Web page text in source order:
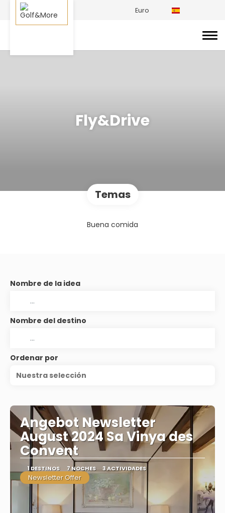
Euro
Fly&Drive
Temas
Buena comida
Nombre de la idea
Nombre del destino
Ordenar por
Nuestra selección
Angebot Newsletter
August 2024 Sa Vinya des
Convent
1 DESTINOS 7 NOCHES 3 ACTIVIDADES
Newsletter Offer